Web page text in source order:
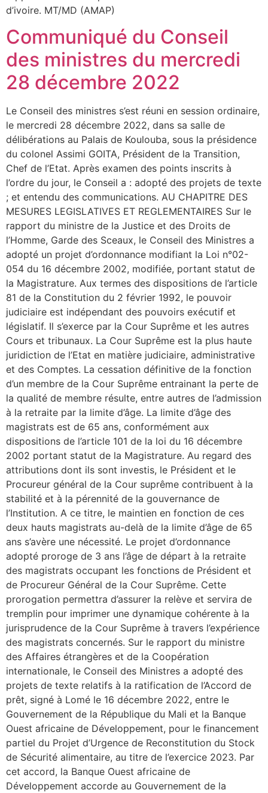
d’ivoire. MT/MD (AMAP)
Communiqué du Conseil
des ministres du mercredi
28 décembre 2022
Le Conseil des ministres s’est réuni en session ordinaire,
le mercredi 28 décembre 2022, dans sa salle de
délibérations au Palais de Koulouba, sous la présidence
du colonel Assimi GOITA, Président de la Transition,
Chef de l’Etat. Après examen des points inscrits à
l’ordre du jour, le Conseil a : adopté des projets de texte
; et entendu des communications. AU CHAPITRE DES
MESURES LEGISLATIVES ET REGLEMENTAIRES Sur le
rapport du ministre de la Justice et des Droits de
l’Homme, Garde des Sceaux, le Conseil des Ministres a
adopté un projet d’ordonnance modifiant la Loi n°02-
054 du 16 décembre 2002, modifiée, portant statut de
la Magistrature. Aux termes des dispositions de l’article
81 de la Constitution du 2 février 1992, le pouvoir
judiciaire est indépendant des pouvoirs exécutif et
législatif. Il s’exerce par la Cour Suprême et les autres
Cours et tribunaux. La Cour Suprême est la plus haute
juridiction de l’Etat en matière judiciaire, administrative
et des Comptes. La cessation définitive de la fonction
d’un membre de la Cour Suprême entrainant la perte de
la qualité de membre résulte, entre autres de l’admission
à la retraite par la limite d’âge. La limite d’âge des
magistrats est de 65 ans, conformément aux
dispositions de l’article 101 de la loi du 16 décembre
2002 portant statut de la Magistrature. Au regard des
attributions dont ils sont investis, le Président et le
Procureur général de la Cour suprême contribuent à la
stabilité et à la pérennité de la gouvernance de
l’Institution. A ce titre, le maintien en fonction de ces
deux hauts magistrats au-delà de la limite d’âge de 65
ans s’avère une nécessité. Le projet d’ordonnance
adopté proroge de 3 ans l’âge de départ à la retraite
des magistrats occupant les fonctions de Président et
de Procureur Général de la Cour Suprême. Cette
prorogation permettra d’assurer la relève et servira de
tremplin pour imprimer une dynamique cohérente à la
jurisprudence de la Cour Suprême à travers l’expérience
des magistrats concernés. Sur le rapport du ministre
des Affaires étrangères et de la Coopération
internationale, le Conseil des Ministres a adopté des
projets de texte relatifs à la ratification de l’Accord de
prêt, signé à Lomé le 16 décembre 2022, entre le
Gouvernement de la République du Mali et la Banque
Ouest africaine de Développement, pour le financement
partiel du Projet d’Urgence de Reconstitution du Stock
de Sécurité alimentaire, au titre de l’exercice 2023. Par
cet accord, la Banque Ouest africaine de
Développement accorde au Gouvernement de la